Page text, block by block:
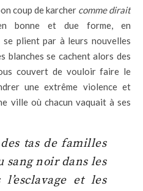
coup de karcher comme dirait
bonne et due forme, en
se plient par à leurs nouvelles
blanches se cachent alors des
couvert de vouloir faire le
une extrême violence et
ville où chacun vaquait à ses
tas de familles
sang noir dans les
et les